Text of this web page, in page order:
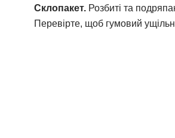
Склопакет. Розбиті та
Перевірте, щоб гумовий